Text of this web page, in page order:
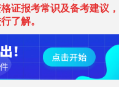
证报考常识及备考建议，
了解。